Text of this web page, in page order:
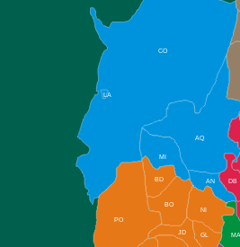
CO
AQ
MI
AN
MA
BD
BO
NI
JD
PO
DB
GL
LA